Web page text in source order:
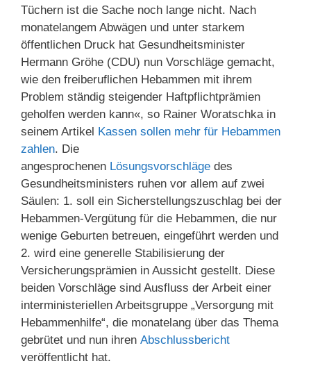
Tüchern ist die Sache noch lange nicht. Nach
monatelangem Abwägen und unter starkem
öffentlichen Druck hat Gesundheitsminister
Hermann Gröhe (CDU) nun Vorschläge gemacht,
wie den freiberuflichen Hebammen mit ihrem
Problem ständig steigender Haftpflichtprämien
geholfen werden kann«, so Rainer Woratschka in
seinem Artikel Kassen sollen mehr für Hebammen
zahlen. Die
angesprochenen Lösungsvorschläge des
Gesundheitsministers ruhen vor allem auf zwei
Säulen: 1. soll ein Sicherstellungszuschlag bei der
Hebammen-Vergütung für die Hebammen, die nur
wenige Geburten betreuen, eingeführt werden und
2. wird eine generelle Stabilisierung der
Versicherungsprämien in Aussicht gestellt. Diese
beiden Vorschläge sind Ausfluss der Arbeit einer
interministeriellen Arbeitsgruppe „Versorgung mit
Hebammenhilfe“, die monatelang über das Thema
gebrütet und nun ihren Abschlussbericht
veröffentlicht hat.